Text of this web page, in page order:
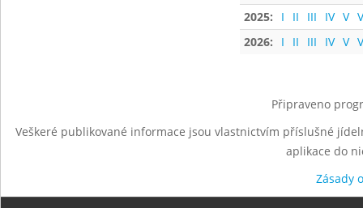
2025:
I II III IV V
2026:
I II III IV V
Připraveno
Veškeré publikované informace jsou vlastnictvím příslušné
aplikace do
Zásady